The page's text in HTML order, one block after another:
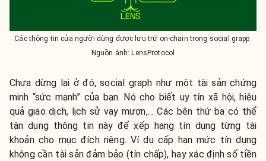
Các thông tin của người dùng được lưu trữ on-chain trong social grapp.
Nguồn ảnh: LensProtocol
Chưa dừng lại ở đó, social graph như một tài sản chứng
minh “sức mạnh” của bạn. Nó cho biết uy tín xã hội, hiệu
quả giao dịch, lịch sử vay mượn,… Các bên thứ ba có thể
tận dụng thông tin này để xếp hạng tín dụng từng tài
khoản cho mục đích riêng. Ví dụ cấp hạn mức tín dụng
không cần tài sản đảm bảo (tín chấp), hay xác định số tiền